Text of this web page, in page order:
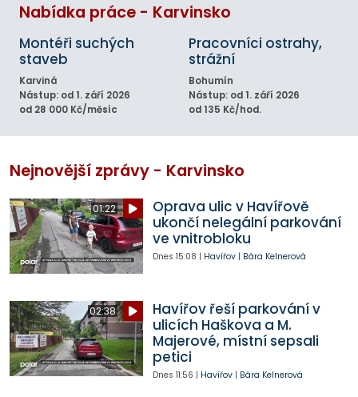
Nabídka práce - Karvinsko
Montéři suchých
staveb
Karviná
Nástup: od 1. září 2026
od 28 000 Kč/měsíc
Pracovníci ostrahy,
strážní
Bohumín
Nástup: od 1. září 2026
od 135 Kč/hod.
Nejnovější zprávy - Karvinsko
01:22
Oprava ulic v Havířově
ukončí nelegální parkování
ve vnitrobloku
Dnes 15:08 | Havířov| Bára Kelnerová
02:38
Havířov řeší parkování v
ulicích Haškova a M.
Majerové, místní sepsali
petici
Dnes 11:56 | Havířov| Bára Kelnerová